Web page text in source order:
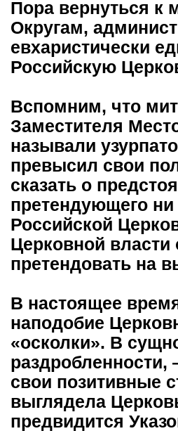
Пора вернуться к
Округам,
евхаристически
Российскую
Вспомним, что
Заместителя
называли
превысил свои
сказать о
претендующего
Российской
Церковной
претендовать на
В настоящее
наподобие
«осколки». В
свои позитивные
выглядела
предвидится